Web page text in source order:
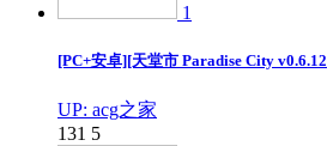
1
[PC+安卓][天堂市 Paradise City v0.6.12
UP: acg之家
131 5